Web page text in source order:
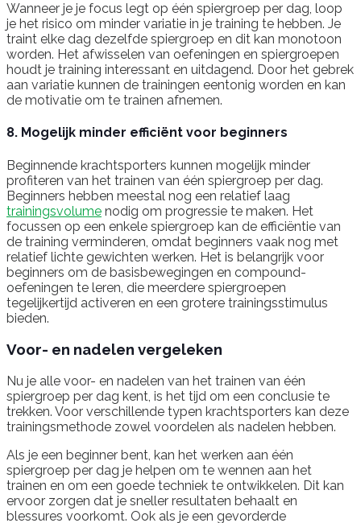
Wanneer je je focus legt op één spiergroep per dag, loop
je het risico om minder variatie in je training te hebben. Je
traint elke dag dezelfde spiergroep en dit kan monotoon
worden. Het afwisselen van oefeningen en spiergroepen
houdt je training interessant en uitdagend. Door het gebrek
aan variatie kunnen de trainingen eentonig worden en kan
de motivatie om te trainen afnemen.
8. Mogelijk minder efficiënt voor beginners
Beginnende krachtsporters kunnen mogelijk minder
profiteren van het trainen van één spiergroep per dag.
Beginners hebben meestal nog een relatief laag
trainingsvolume nodig om progressie te maken. Het
focussen op een enkele spiergroep kan de efficiëntie van
de training verminderen, omdat beginners vaak nog met
relatief lichte gewichten werken. Het is belangrijk voor
beginners om de basisbewegingen en compound-
oefeningen te leren, die meerdere spiergroepen
tegelijkertijd activeren en een grotere trainingsstimulus
bieden.
Voor- en nadelen vergeleken
Nu je alle voor- en nadelen van het trainen van één
spiergroep per dag kent, is het tijd om een conclusie te
trekken. Voor verschillende typen krachtsporters kan deze
trainingsmethode zowel voordelen als nadelen hebben.
Als je een beginner bent, kan het werken aan één
spiergroep per dag je helpen om te wennen aan het
trainen en om een goede techniek te ontwikkelen. Dit kan
ervoor zorgen dat je sneller resultaten behaalt en
blessures voorkomt. Ook als je een gevorderde